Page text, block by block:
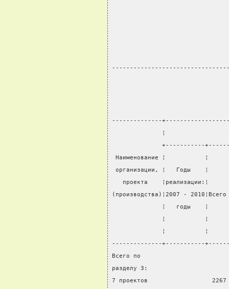
--------------
¦
+-----------
Наименование ¦           ¦
организации, ¦   Годы    ¦
проекта    ¦реализации:¦
(производства)¦2007 -
¦   годы    ¦
¦           ¦
¦           ¦
--------------+-----------
Всего по
разделу 3:
7 проектов